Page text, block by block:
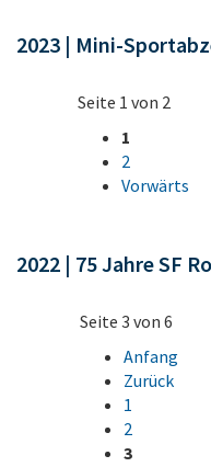
2023 | Mini-
Seite 1 von 2
1
2
Vorwärts
2022 | 75 Jahre SF
Seite 3 von 6
Anfang
Zurück
1
2
3